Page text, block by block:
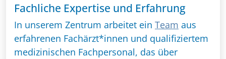
Fachliche Expertise und Erfahrung
In unserem Zentrum arbeitet ein Team aus
erfahrenen Fachärzt*innen und qualifiziertem
medizinischen Fachpersonal, das über